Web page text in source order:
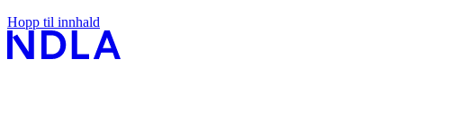
Hopp til innhald